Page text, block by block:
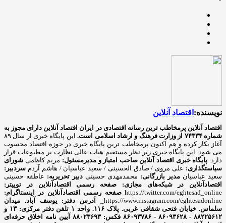
نویسنده: اقتصاد آنلاین
اقتصاد آنلاین پرمخاطب ترین رسانه اقتصادی در ایران اقتصاد آنلاین دارای مجوز به
شماره ۷۴۳۳۴ از وزارت فرهنگ و ارشاد اسلامی است.
این پایگاه خبری از سال ۸۹
آغاز بکار کرده و هم اکنون پرمخاطب ترین پایگاه خبری در حوزه اقتصاد محسوب
می شود. این پایگاه خبری زیر نظر مستقیم هیات عالی نظارت بر مطبوعات قرار
دارد. پایگاه خبری اقتصاد آنلاین صاحب امتیاز و مدیرمسئول: مریم کاظمی شورای
سیاستگذاری: علی مروی / صادق الحسینی / سعید عباسیان / هاشم آردم سردبیر:
سعید عباسیان مدیر بازرگانی: محمدمهدی حسینی دبیر تحریریه: عاطفه حسینی
اقتصادآنلاین در شبکه‌های مجازی:
صفحه رسمی اقتصادآنلاین در توییتر:
https://twitter.com/eghtesad_online صفحه رسمی اقتصادآنلاین در اینستاگرام:
https://www.instagram.com/eghtesadonline_
آدرس دفتر: یوسف آباد. میدان
سلماس. خیابان فتحی شقاقی غربی. پلاک ۱۱۶. واحد ۱
تلفن دفتر مرکزی: ۱۳ و
۸۸۲۲۵۶۱۲ - ۸۶۰۹۳۶۲۸ - ۸۶۰۹۳۷۸۶ فکس: ۸۸۰۲۳۶۹۳
آیین نامه اخلاق حرفه‌ای